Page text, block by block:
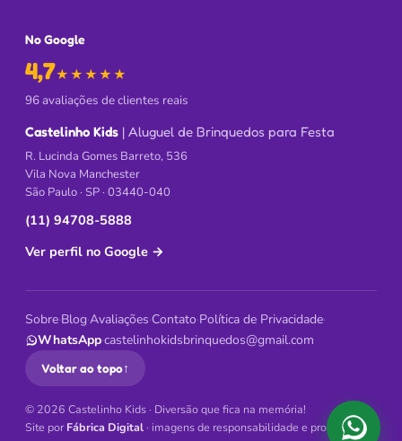
No Google
4,7★★★★★
de 5 no Google
96 avaliações de clientes reais
Castelinho Kids | Aluguel de Brinquedos para Festa
R. Lucinda Gomes Barreto, 536
Vila Nova Manchester
São Paulo · SP · 03440-040
(11) 94708-5888
Ver perfil no Google →
Sobre·Blog·Avaliações·Contato·Política de Privacidade·
WhatsApp·castelinhokidsbrinquedos@gmail.com
Voltar ao topo↑
© 2026 Castelinho Kids · Diversão que fica na memória!
Site porFábrica Digital · imagens de responsabilidade e propriedade